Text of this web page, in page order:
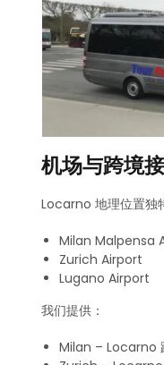
机场与跨境
Locarno 地理位置独
Milan Malpensa
Zurich Airport
Lugano Airport
我们提供：
Milan – Locarno